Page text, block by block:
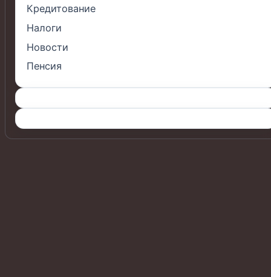
Кредитование
Налоги
Новости
Пенсия